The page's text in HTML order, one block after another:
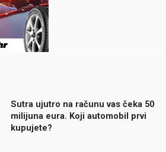
Sutra ujutro na računu vas čeka 50
milijuna eura. Koji automobil prvi
kupujete?